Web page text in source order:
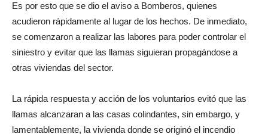
Es por esto que se dio el aviso a Bomberos, quienes
acudieron rápidamente al lugar de los hechos. De inmediato,
se comenzaron a realizar las labores para poder controlar el
siniestro y evitar que las llamas siguieran propagándose a
otras viviendas del sector.
La rápida respuesta y acción de los voluntarios evitó que las
llamas alcanzaran a las casas colindantes, sin embargo, y
lamentablemente, la vivienda donde se originó el incendio